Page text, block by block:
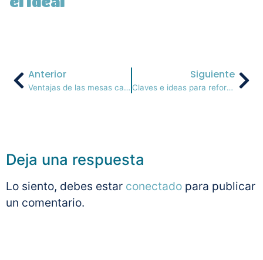
Anterior
Ventajas de las mesas camilla
Siguiente
Claves e ideas para reformar tu baño
Deja una respuesta
Lo siento, debes estar conectado para publicar
un comentario.